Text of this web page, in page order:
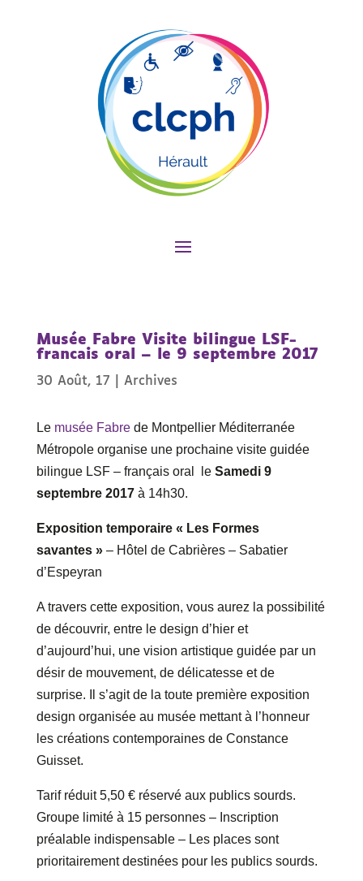
Musée Fabre Visite bilingue LSF-
francais oral – le 9 septembre 2017
30 Août, 17 Archives
Le musée Fabrede Montpellier Méditerranée
Métropole organise une prochaine visite guidée
bilingue LSF – français oral le Samedi 9
septembre 2017à 14h30.
Exposition temporaire « Les Formes
savantes »– Hôtel de Cabrières – Sabatier
d’Espeyran
A travers cette exposition, vous aurez la possibilité
de découvrir, entre le design d’hier et
d’aujourd’hui, une vision artistique guidée par un
désir de mouvement, de délicatesse et de
surprise. Il s’agit de la toute première exposition
design organisée au musée mettant à l’honneur
les créations contemporaines de Constance
Guisset.
Tarif réduit 5,50 € réservé aux publics sourds.
Groupe limité à 15 personnes – Inscription
préalable indispensable – Les places sont
prioritairement destinées pour les publics sourds.